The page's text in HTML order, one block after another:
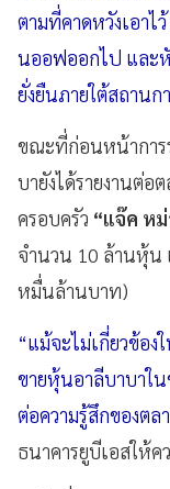
ตามที่คาดหวังเอา
นออฟออกไป และ
ยั่งยืนภายใต้สถาน
ขณะที่ก่อนหน้าการ
บายังได้รายงานต่อ
ครอบครัว “แจ๊ค หม่
จำนวน 10 ล้านหุ้น
หมื่นล้านบาท)
“แม้จะไม่เกี่ยวข้อง
ขายหุ้นอาลีบาบาใ
ต่อความรู้สึกของตล
ธนาคารยูบีเอสให้